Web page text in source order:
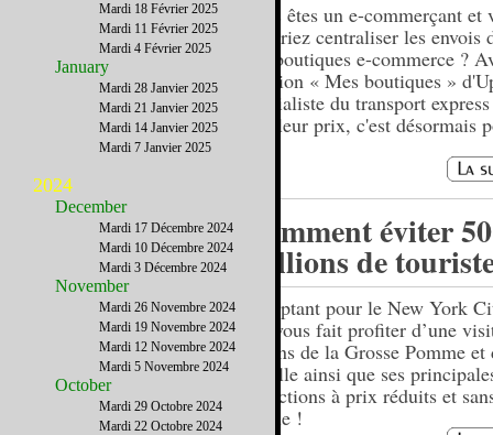
Vous êtes un e-commerçant et
aimeriez centraliser les envois
vos boutiques e-commerce ?
l’option « Mes boutiques »
spécialiste du transport
meilleur prix, c'est désormais
Comment éviter
millions de
En optant pour le New York
qui vous fait profiter d’une
pépins de la Grosse Pomme
la ville ainsi que ses
attractions à prix réduits et
queue !
Mardi 18 Février 2025
Mardi 11 Février 2025
Mardi 4 Février 2025
January
Mardi 28 Janvier 2025
Mardi 21 Janvier 2025
Mardi 14 Janvier 2025
Mardi 7 Janvier 2025
2024
December
Mardi 17 Décembre 2024
Mardi 10 Décembre 2024
Mardi 3 Décembre 2024
November
Mardi 26 Novembre 2024
Mardi 19 Novembre 2024
Mardi 12 Novembre 2024
Mardi 5 Novembre 2024
October
Mardi 29 Octobre 2024
Mardi 22 Octobre 2024